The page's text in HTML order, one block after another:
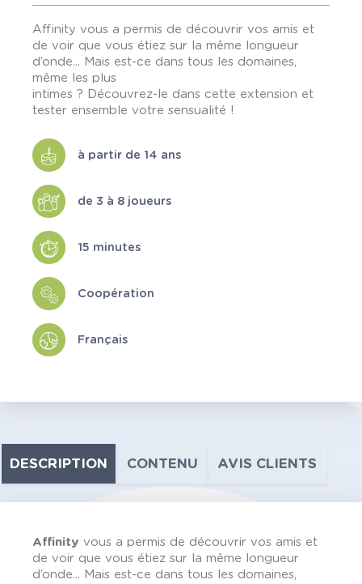
Affinity vous a permis de découvrir vos amis et
de voir que vous étiez sur la même longueur
d’onde... Mais est-ce dans tous les domaines,
même les plus
intimes ? Découvrez-le dans cette extension et
tester ensemble votre sensualité !
à partir de 14 ans
de 3 à 8 joueurs
15 minutes
Coopération
Français
DESCRIPTION CONTENU AVIS CLIENTS
Affinity vous a permis de découvrir vos amis et
de voir que vous étiez sur la même longueur
d’onde... Mais est-ce dans tous les domaines,